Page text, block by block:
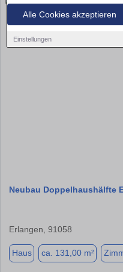
Alle Cookies akzeptieren
Einstellungen
Neubau Doppelhaushälfte
Erlangen, 91058
Haus ca. 131,00 m²